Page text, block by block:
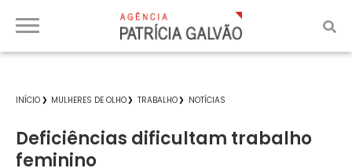
INÍCIO MULHERES DE OLHO TRABALHO NOTÍCIAS
Deficiências dificultam trabalho
feminino